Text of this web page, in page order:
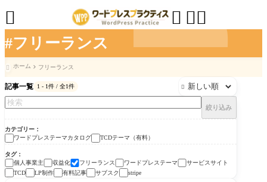
#フリーランス
 

 ホーム フリーランス
記事一覧 1 - 1件 / 全1件 
絞り込み
カテゴリー
ワードプレステーマカタログ
TCDテーマ（有料）
タグ
個人事業主
収益化 フリーランス ワードプレステーマ
サービスサイト
TCD
LP制作 有料記事 サブスク stripe
TCDテーマ（有料）